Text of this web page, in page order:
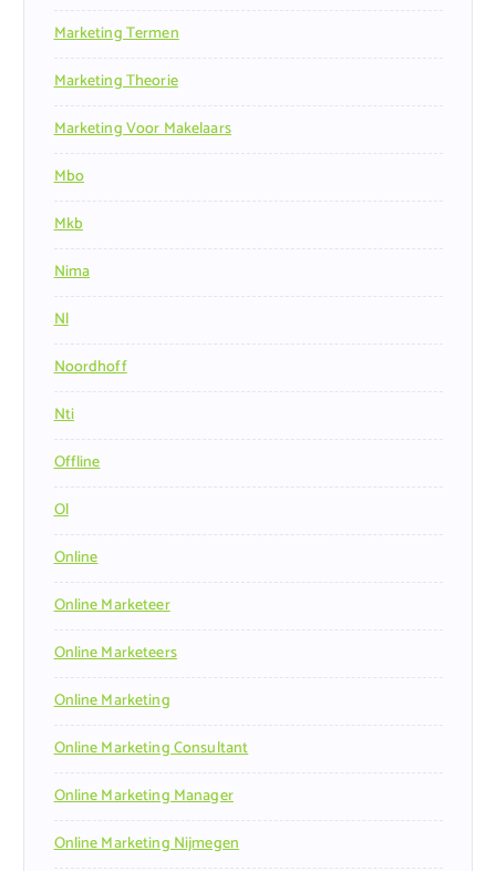
Marketing Termen
Marketing Theorie
Marketing Voor Makelaars
Mbo
Mkb
Nima
Nl
Noordhoff
Nti
Offline
Ol
Online
Online Marketeer
Online Marketeers
Online Marketing
Online Marketing Consultant
Online Marketing Manager
Online Marketing Nijmegen